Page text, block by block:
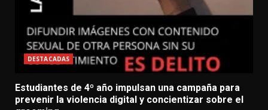
DESTACADAS
Estudiantes de 4º año impulsan una campaña para
prevenir la violencia digital y concientizar sobre el